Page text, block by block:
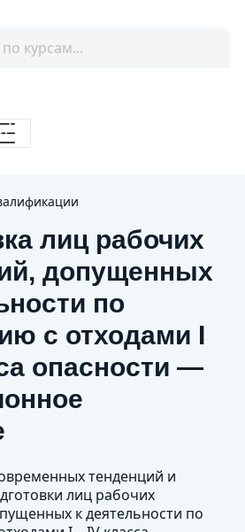
лиц рабочих
допущенных
по
с отходами I
опасности —
тенденций и
лиц рабочих
к деятельности по